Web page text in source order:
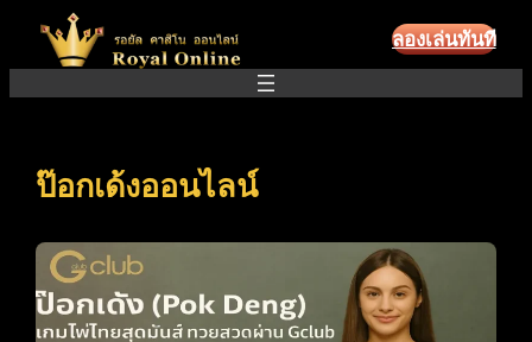
ข้าม
ลองเล่นทันที
ป๊อกเด้งออนไลน์